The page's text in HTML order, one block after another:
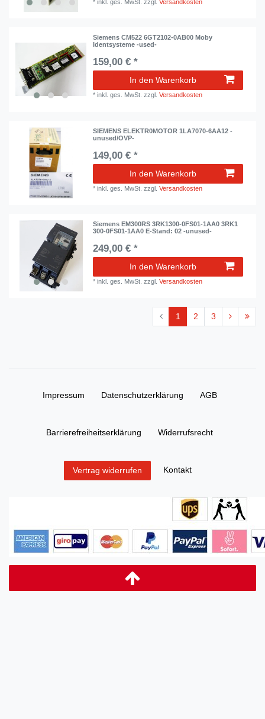
*inkl. ges. MwSt. zzgl.Versandkosten
Siemens CM522 6GT2102-0AB00 Moby
Identsysteme -used-
159,00 € *
In den Warenkorb
*inkl. ges. MwSt. zzgl.Versandkosten
SIEMENS ELEKTR0MOTOR 1LA7070-6AA12 -
unused/OVP-
149,00 € *
In den Warenkorb
*inkl. ges. MwSt. zzgl.Versandkosten
Siemens EM300RS 3RK1300-0FS01-1AA0 3RK1
300-0FS01-1AA0 E-Stand: 02 -unused-
249,00 € *
In den Warenkorb
*inkl. ges. MwSt. zzgl.Versandkosten
1 2 3
Impressum Daten­schutz­erklärung AGB
Barrierefreiheitserklärung Widerrufs­recht
Vertrag widerrufen Kontakt